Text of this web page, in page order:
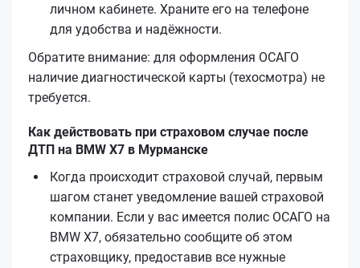
личном кабинете. Храните его на телефоне
для удобства и надёжности.
Обратите внимание: для оформления ОСАГО
наличие диагностической карты (техосмотра) не
требуется.
Как действовать при страховом случае после
ДТП на BMW X7 в Мурманске
Когда происходит страховой случай, первым
шагом станет уведомление вашей страховой
компании. Если у вас имеется полис ОСАГО на
BMW X7, обязательно сообщите об этом
страховщику, предоставив все нужные